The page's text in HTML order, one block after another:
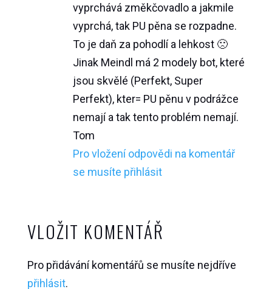
vyprchává změkčovadlo a jakmile
vyprchá, tak PU pěna se rozpadne.
To je daň za pohodlí a lehkost 🙁
Jinak Meindl má 2 modely bot, které
jsou skvělé (Perfekt, Super
Perfekt), kter= PU pěnu v podrážce
nemají a tak tento problém nemají.
Tom
Pro vložení odpovědi na komentář
se musíte přihlásit
VLOŽIT KOMENTÁŘ
Pro přidávání komentářů se musíte nejdříve
přihlásit.